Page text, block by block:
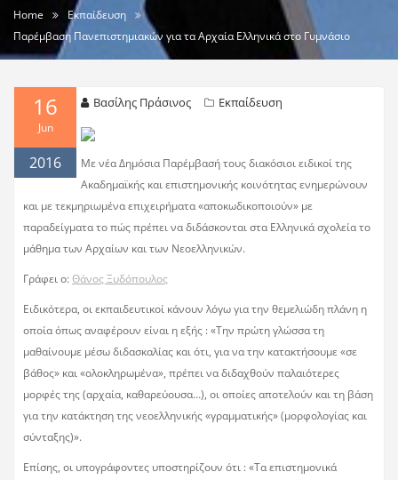
Home
Εκπαίδευση
Παρέμβαση Πανεπιστημιακών για τα Αρχαία Ελληνικά στο Γυμνάσιο
16
Jun
2016
Βασίλης Πράσινος Εκπαίδευση
Με νέα Δημόσια Παρέμβασή τους διακόσιοι ειδικοί της
Ακαδημαϊκής και επιστημονικής κοινότητας ενημερώνουν
και με τεκμηριωμένα επιχειρήματα «αποκωδικοποιούν» με
παραδείγματα το πώς πρέπει να διδάσκονται στα Ελληνικά σχολεία το
μάθημα των Αρχαίων και των Νεοελληνικών.
Γράφει ο: Θάνος Ξυδόπουλος
Ειδικότερα, οι εκπαιδευτικοί κάνουν λόγω για την θεμελιώδη πλάνη η
οποία όπως αναφέρουν είναι η εξής : «Την πρώτη γλώσσα τη
μαθαίνουμε μέσω διδασκαλίας και ότι, για να την κατακτήσουμε «σε
βάθος» και «ολοκληρωμένα», πρέπει να διδαχθούν παλαιότερες
μορφές της (αρχαία, καθαρεύουσα…), οι οποίες αποτελούν και τη βάση
για την κατάκτηση της νεοελληνικής «γραμματικής» (μορφολογίας και
σύνταξης)».
Επίσης, οι υπογράφοντες υποστηρίζουν ότι : «Τα επιστημονικά